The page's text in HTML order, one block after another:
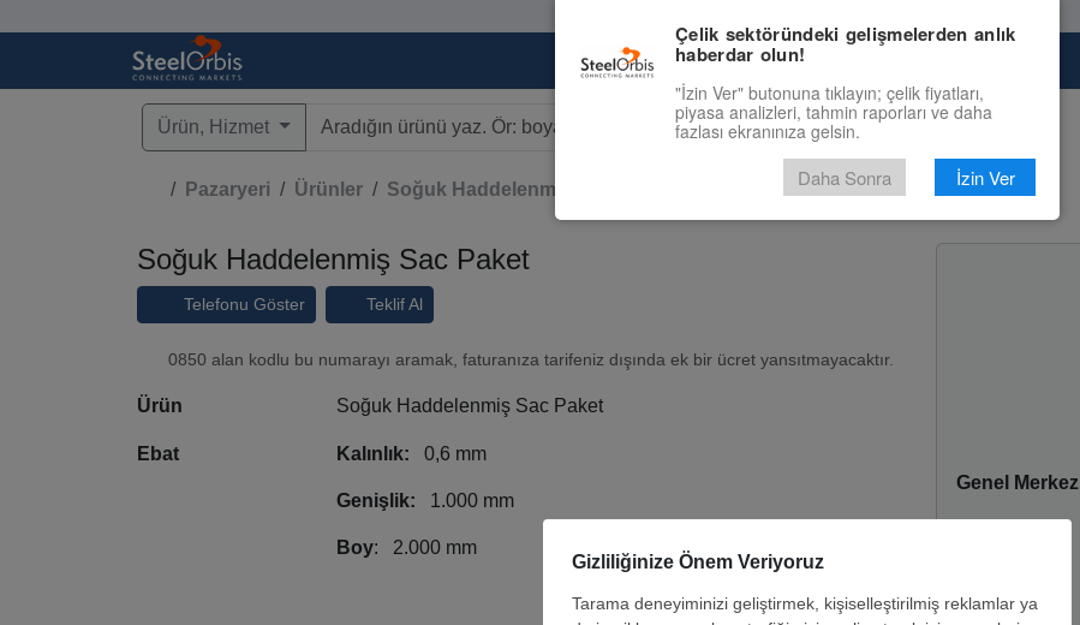
Pazaryeri Çelik Piyasası
Ürün, Hizmet
Pazaryeri Ürünler Soğuk Haddelenmiş Sac Soğuk Haddelenmiş Sac Paket
Soğuk Haddelenmiş Sac Paket
Telefonu Göster Teklif Al
0850 alan kodlu bu numarayı aramak, faturanıza tarifeniz dışında ek bir ücret yansıtmayacaktır.
Ürün Soğuk Haddelenmiş Sac Paket
Ebat Kalınlık: 0,6 mm
Genişlik: 1.000 mm
Boy: 2.000 mm
Genel Merkez
Çelik sektöründeki gelişmelerden anlık
haberdar olun!
"İzin Ver" butonuna tıklayın; çelik fiyatları,
piyasa analizleri, tahmin raporları ve daha
fazlası ekranınıza gelsin.
Daha Sonra İzin Ver